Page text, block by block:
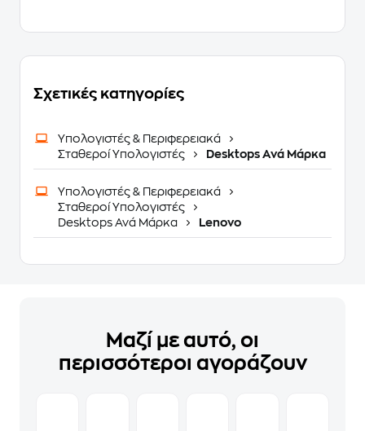
Σχετικές κατηγορίες
Υπολογιστές & Περιφερειακά
Σταθεροί Υπολογιστές
Desktops Ανά Μάρκα
Υπολογιστές & Περιφερειακά
Σταθεροί Υπολογιστές
Desktops Ανά Μάρκα
Lenovo
Μαζί με αυτό, οι
περισσότεροι αγοράζουν